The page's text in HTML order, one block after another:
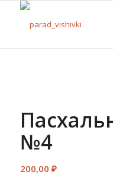
№4
200,00 ₽